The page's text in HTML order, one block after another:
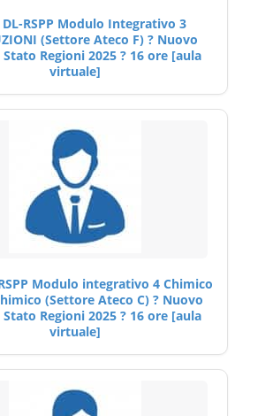
RSPP Modulo Integrativo 3
(Settore Ateco F) ? Nuovo
Regioni 2025 ? 16 ore [aula
virtuale]
Modulo integrativo 4 Chimico
(Settore Ateco C) ? Nuovo
Regioni 2025 ? 16 ore [aula
virtuale]